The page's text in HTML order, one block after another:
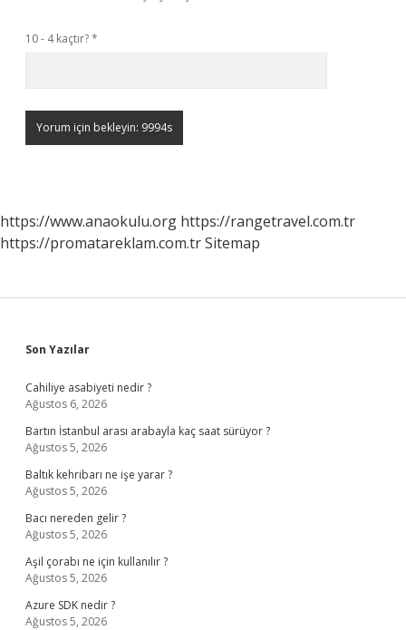
10 - 4 kaçtır?*
https://www.anaokulu.org https://rangetravel.com.tr
https://promatareklam.com.trSitemap
Sidebar
Son Yazılar
Cahiliye asabiyeti nedir ?
Ağustos 6, 2026
Bartın İstanbul arası arabayla kaç saat sürüyor ?
Ağustos 5, 2026
Baltık kehribarı ne işe yarar ?
Ağustos 5, 2026
Bacı nereden gelir ?
Ağustos 5, 2026
Aşil çorabı ne için kullanılır ?
Ağustos 5, 2026
Azure SDK nedir ?
Ağustos 5, 2026